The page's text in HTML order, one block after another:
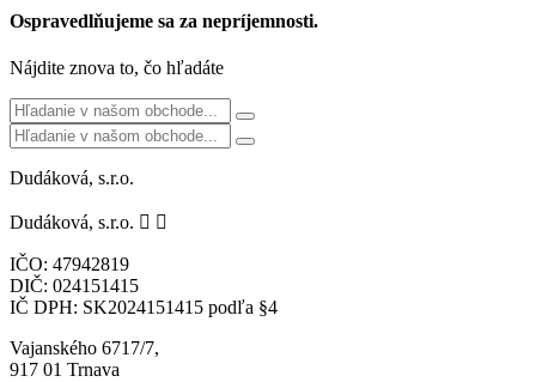
Ospravedlňujeme sa za nepríjemnosti.
Nájdite znova to, čo hľadáte
Dudáková, s.r.o.
Dudáková, s.r.o.  
IČO: 47942819
DIČ: 024151415
IČ DPH: SK2024151415 podľa §4
Vajanského 6717/7,
917 01 Trnava